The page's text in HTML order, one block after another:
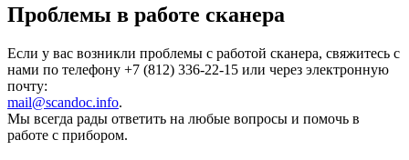
Проблемы в работе сканера
Если у вас возникли проблемы с работой сканера, свяжитесь с
нами по телефону +7 (812) 336-22-15 или через электронную
почту:
mail@scandoc.info.
Мы всегда рады ответить на любые вопросы и помочь в
работе с прибором.